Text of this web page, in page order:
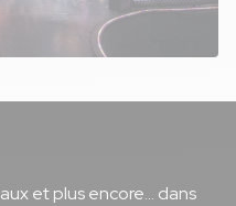
et plus encore... dans